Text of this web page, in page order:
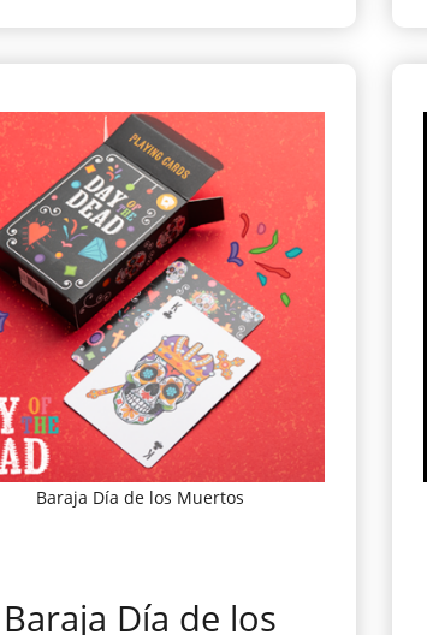
Baraja Día de los Muertos
Baraja Día de los